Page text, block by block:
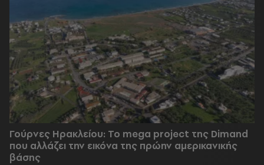
Γούρνες Ηρακλείου: To mega project της Dimand
που αλλάζει την εικόνα της πρώην αμερικανικής
βάσης